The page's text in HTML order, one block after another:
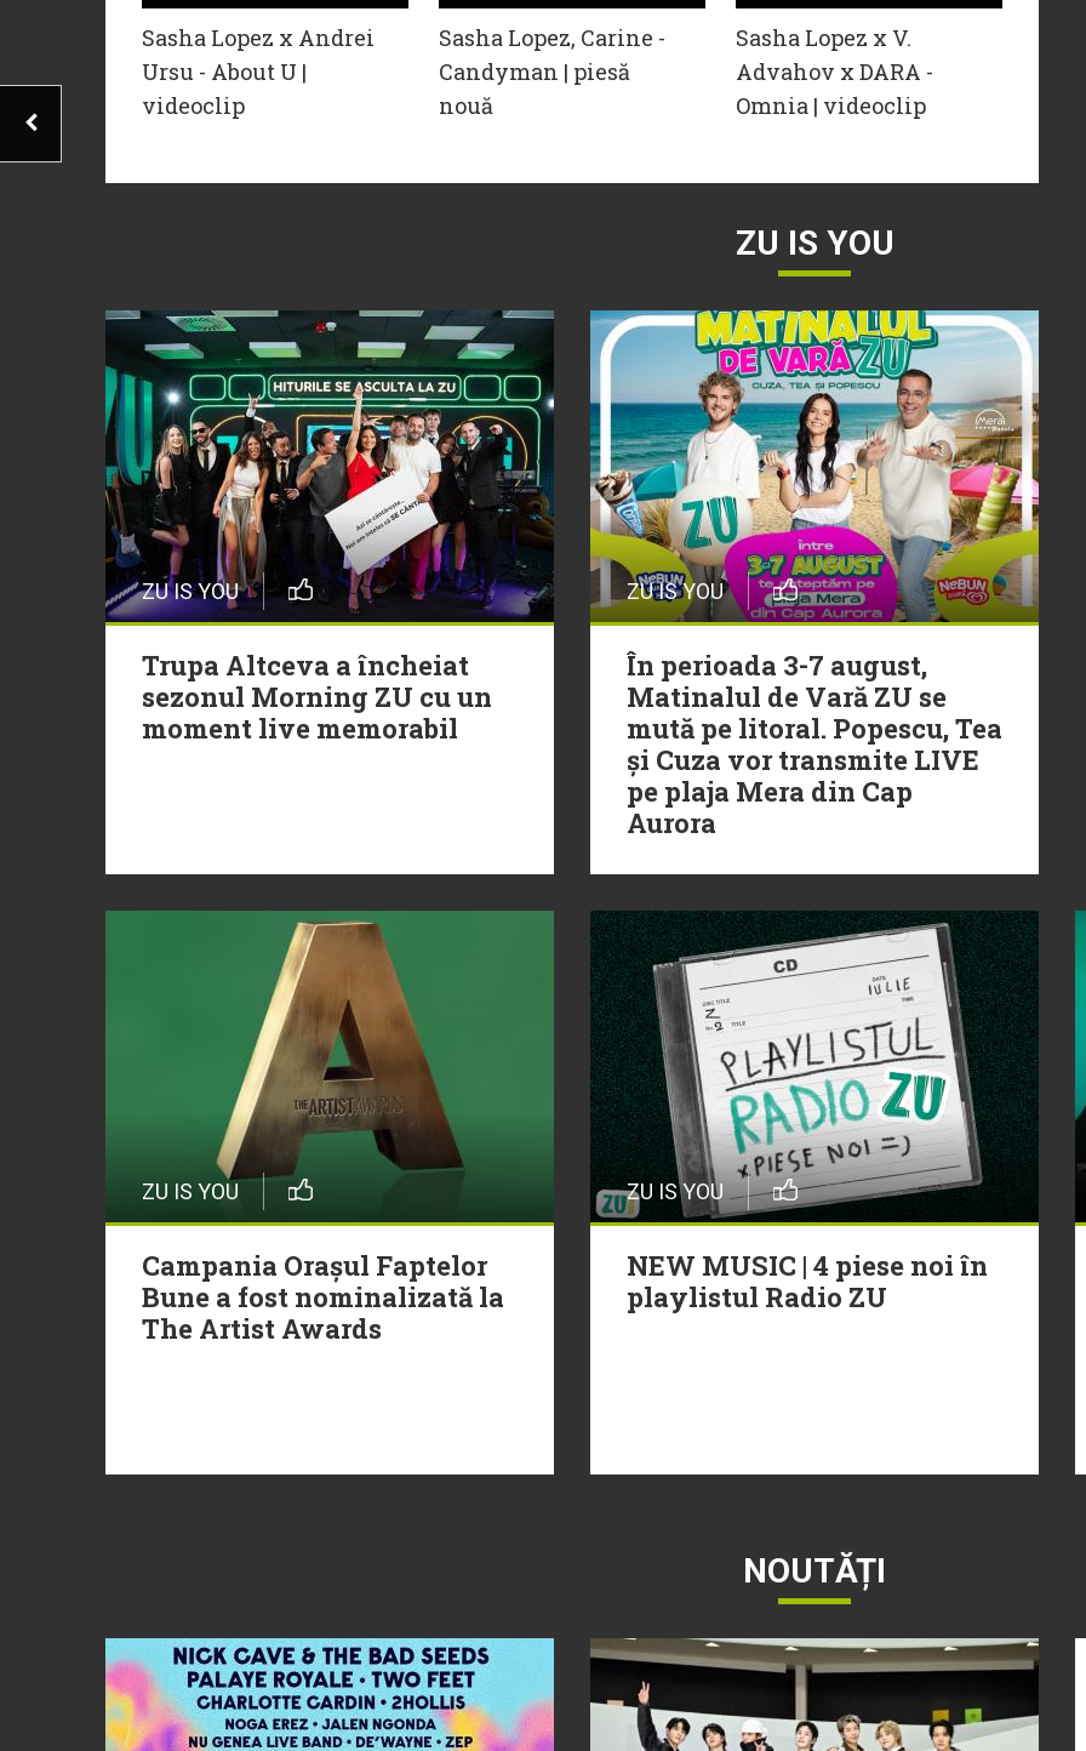
Sasha Lopez x Andrei
Ursu - About U |
videoclip
Sasha Lopez, Carine -
Candyman | piesă
nouă
Sasha Lopez x V.
Advahov x DARA -
Omnia | videoclip
ZU IS YOU
ZU IS YOU
Trupa Altceva a încheiat
sezonul Morning ZU cu un
moment live memorabil
ZU IS YOU
În perioada 3-7 august,
Matinalul de Vară ZU se
mută pe litoral. Popescu, Tea
și Cuza vor transmite LIVE
pe plaja Mera din Cap
Aurora
ZU IS YOU
Campania Orașul Faptelor
Bune a fost nominalizată la
The Artist Awards
ZU IS YOU
NEW MUSIC | 4 piese noi în
playlistul Radio ZU
NOUTĂȚI